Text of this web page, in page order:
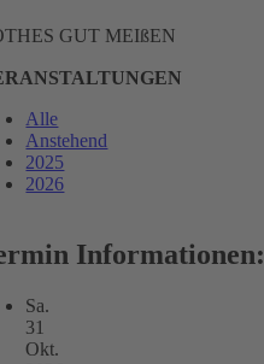
GUT MEIßEN
Alle
Anstehend
2025
2026
Informationen:
Sa.
31
Okt.